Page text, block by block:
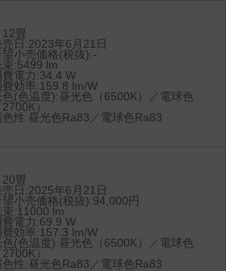
12畳
売日:2023年6月21日
望小売価格(税抜):-
束:5499 lm
費電力:34.4 W
費効率:159.8 lm/W
色(色温度):昼光色（6500K）／電球色
2700K）
色性:昼光色Ra83／電球色Ra83
20畳
売日:2025年6月21日
望小売価格(税抜):94,000円
束:11000 lm
費電力:69.9 W
費効率:157.3 lm/W
色(色温度):昼光色（6500K）／電球色
2700K）
色性:昼光色Ra83／電球色Ra83